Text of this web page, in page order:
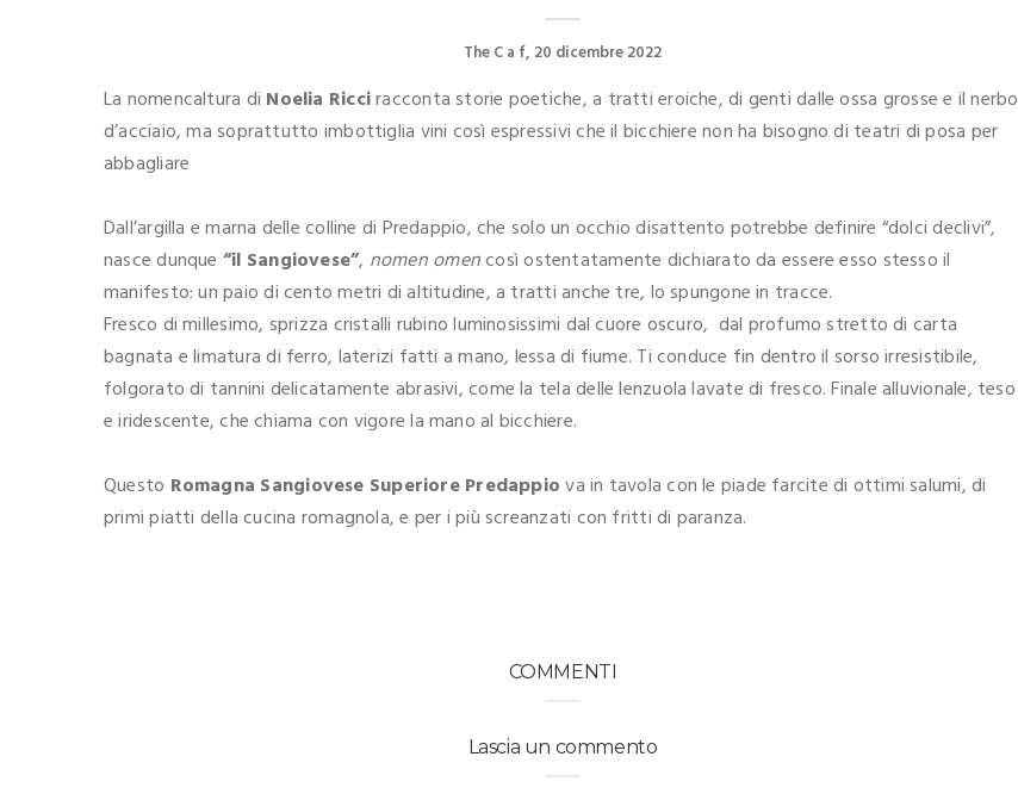
The C a f 20 dicembre 2022
La nomencaltura di Noelia Ricciracconta storie poetiche, a tratti eroiche, di genti dalle ossa grosse e il nerbo
d’acciaio, ma soprattutto imbottiglia vini così espressivi che il bicchiere non ha bisogno di teatri di posa per
abbagliare
Dall’argilla e marna delle colline di Predappio, che solo un occhio disattento potrebbe definire “dolci declivi”,
nasce dunque “il Sangiovese”, nomen omencosì ostentatamente dichiarato da essere esso stesso il
manifesto: un paio di cento metri di altitudine, a tratti anche tre, lo spungone in tracce.
Fresco di millesimo, sprizza cristalli rubino luminosissimi dal cuore oscuro, dal profumo stretto di carta
bagnata e limatura di ferro, laterizi fatti a mano, lessa di fiume. Ti conduce fin dentro il sorso irresistibile,
folgorato di tannini delicatamente abrasivi, come la tela delle lenzuola lavate di fresco. Finale alluvionale, teso
e iridescente, che chiama con vigore la mano al bicchiere.
Questo Romagna Sangiovese Superiore Predappiova in tavola con le piade farcite di ottimi salumi, di
primi piatti della cucina romagnola, e per i più screanzati con fritti di paranza.
COMMENTI
Lascia un commento